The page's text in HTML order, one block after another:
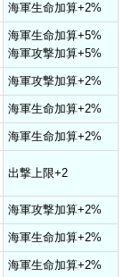
海軍生命加算+2%
海軍生命加算+5%
海軍攻撃加算+5%
海軍攻撃加算+2%
海軍生命加算+2%
海軍生命加算+2%
出撃上限+2
海軍攻撃加算+2%
海軍生命加算+2%
海軍生命加算+2%